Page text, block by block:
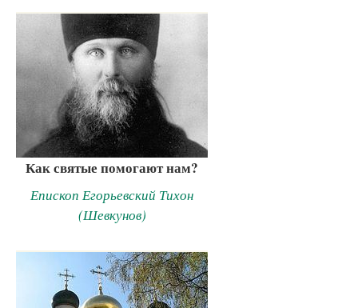
Как святые помогают нам?
Епископ Егорьевский Тихон
(Шевкунов)